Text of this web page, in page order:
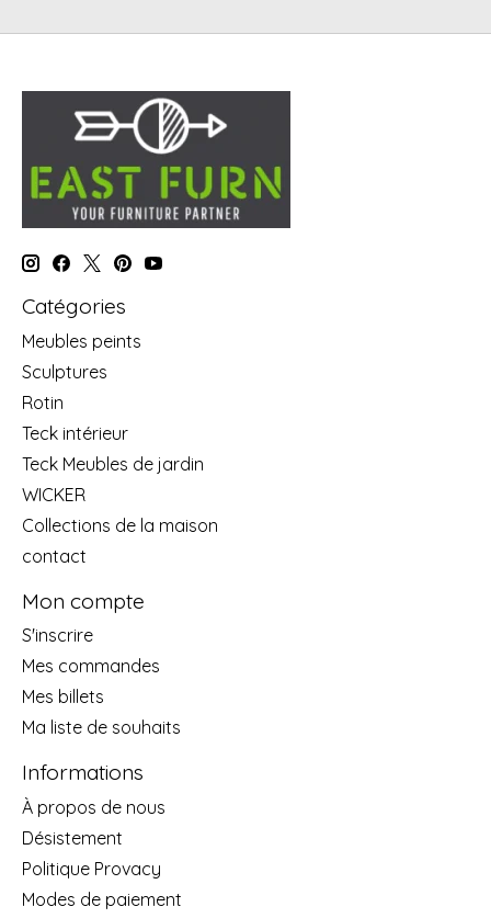
Catégories
Meubles peints
Sculptures
Rotin
Teck intérieur
Teck Meubles de jardin
WICKER
Collections de la maison
contact
Mon compte
S'inscrire
Mes commandes
Mes billets
Ma liste de souhaits
Informations
À propos de nous
Désistement
Politique Provacy
Modes de paiement